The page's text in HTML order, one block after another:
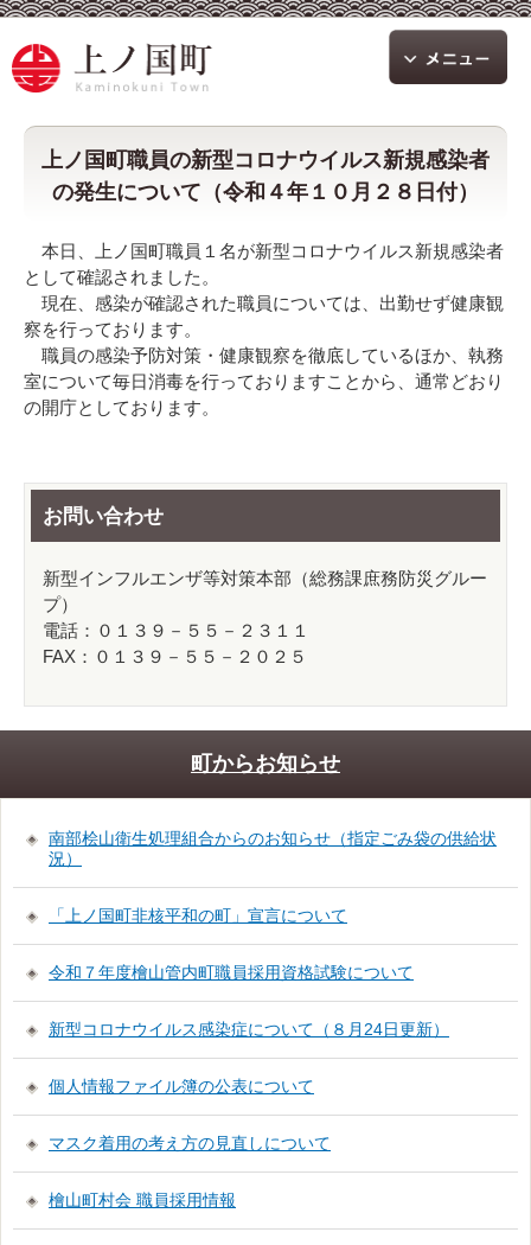
上ノ国町職員の新型コロナウイルス新規感染者
の発生について（令和４年１０月２８日付）
本日、上ノ国町職員１名が新型コロナウイルス新規感染者
として確認されました。
現在、感染が確認された職員については、出勤せず健康観
察を行っております。
職員の感染予防対策・健康観察を徹底しているほか、執務
室について毎日消毒を行っておりますことから、通常どおり
の開庁としております。
お問い合わせ
新型インフルエンザ等対策本部（総務課庶務防災グルー
プ）
電話：０１３９－５５－２３１１
FAX：０１３９－５５－２０２５
町からお知らせ
南部桧山衛生処理組合からのお知らせ（指定ごみ袋の供給状
況）
「上ノ国町非核平和の町」宣言について
令和７年度檜山管内町職員採用資格試験について
新型コロナウイルス感染症について（８月24日更新）
個人情報ファイル簿の公表について
マスク着用の考え方の見直しについて
檜山町村会 職員採用情報